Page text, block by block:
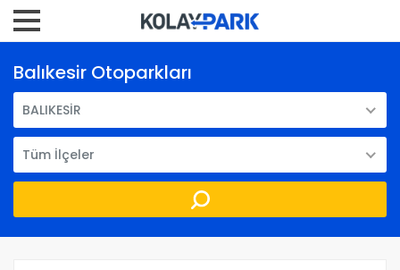
Balıkesir Otoparkları
BALIKESİR
Tüm İlçeler